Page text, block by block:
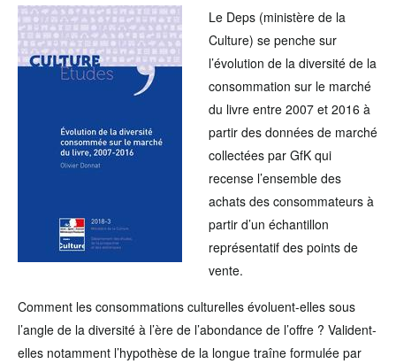
Le Deps (ministère de la
Culture) se penche sur
l’évolution de la diversité de la
consommation sur le marché
du livre entre 2007 et 2016 à
partir des données de marché
collectées par GfK qui
recense l’ensemble des
achats des consommateurs à
partir d’un échantillon
représentatif des points de
vente.
Comment les consommations culturelles évoluent-elles sous
l’angle de la diversité à l’ère de l’abondance de l’offre ? Valident-
elles notamment l’hypothèse de la longue traîne formulée par